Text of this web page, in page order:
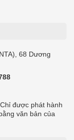
68 Dương
được phát hành
văn bản của